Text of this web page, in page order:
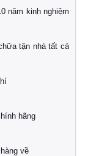
năm kinh nghiệm
tận nhà tất cả
hãng
về